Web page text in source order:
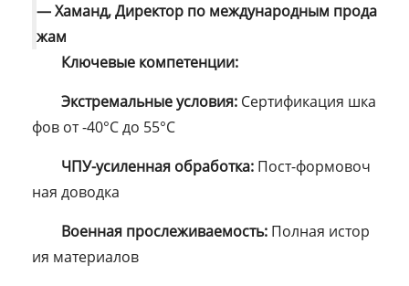
— Хаманд, Директор по международным прода
жам
Ключевые компетенции:
Экстремальные условия: Сертификация шка
фов от -40°C до 55°C
ЧПУ-усиленная обработка: Пост-формовоч
ная доводка
Военная прослеживаемость: Полная истор
ия материалов